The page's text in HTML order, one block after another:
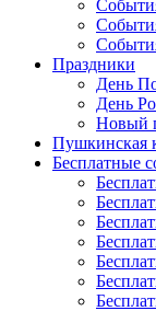
Праздники
День
День
Новый
Пушкинская
Бесплатные